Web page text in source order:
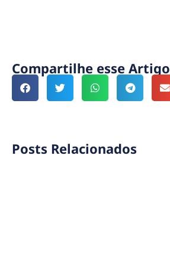
Compartilhe esse Artigo
Posts Relacionados